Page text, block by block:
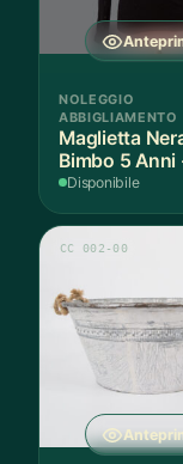
NOLEGGIO
ABBIGLIAMENTO
Maglietta
Bimbo 5 Anni
Pezzo
Disponibile
CC 002-00